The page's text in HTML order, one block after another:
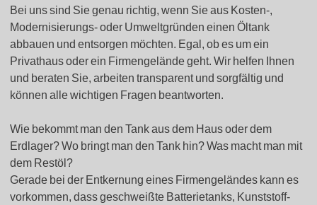
Bei uns sind Sie genau richtig, wenn Sie aus Kosten-,
Modernisierungs- oder Umweltgründen einen Öltank
abbauen und entsorgen möchten. Egal, ob es um ein
Privathaus oder ein Firmengelände geht. Wir helfen Ihnen
und beraten Sie, arbeiten transparent und sorgfältig und
können alle wichtigen Fragen beantworten.
Wie bekommt man den Tank aus dem Haus oder dem
Erdlager? Wo bringt man den Tank hin? Was macht man mit
dem Restöl?
Gerade bei der Entkernung eines Firmengeländes kann es
vorkommen, dass geschweißte Batterietanks, Kunststoff-